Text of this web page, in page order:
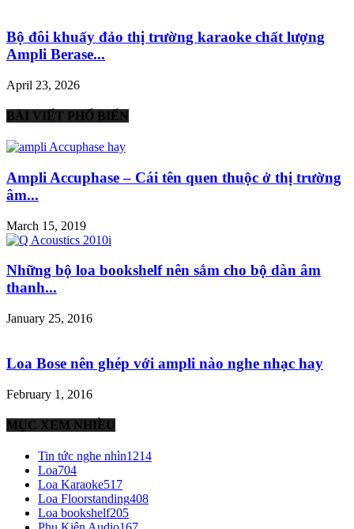
Bộ đôi khuấy đảo thị trường karaoke chất lượng
Ampli Berase...
April 23, 2026
BÀI VIẾT PHỔ BIẾN
Ampli Accuphase – Cái tên quen thuộc ở thị trường
âm...
March 15, 2019
Những bộ loa bookshelf nên sắm cho bộ dàn âm
thanh...
January 25, 2016
Loa Bose nên ghép với ampli nào nghe nhạc hay
February 1, 2016
MỤC XEM NHIỀU
Tin tức nghe nhìn1214
Loa704
Loa Karaoke517
Loa Floorstanding408
Loa bookshelf205